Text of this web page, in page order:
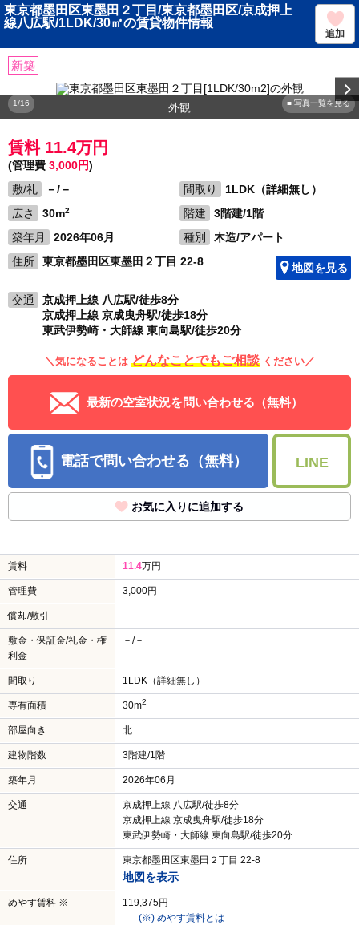
東京都墨田区東墨田２丁目/東京都墨田区/京成押上
線八広駅/1LDK/30㎡の賃貸物件情報
追加
新築
■ 写真一覧を見る
1/16 外観
賃料 11.4万円
(管理費 3,000円)
敷/礼
－/－ 間取り
1LDK（詳細無し）
広さ
30m2 階建
3階建/1階
築年月
2026年06月 種別
木造/アパート
住所
東京都墨田区東墨田２丁目 22-8 地図を見る
交通
京成押上線 八広駅/徒歩8分
京成押上線 京成曳舟駅/徒歩18分
東武伊勢崎・大師線 東向島駅/徒歩20分
＼気になることは どんなことでもご相談 ください／
最新の空室状況を問い合わせる（無料）
電話で問い合わせる（無料） LINE
お気に入りに追加する
賃料 11.4万円
管理費 3,000円
償却/敷引 －
敷金・保証金/礼金・権
利金
－/－
間取り 1LDK（詳細無し）
専有面積 30m2
部屋向き 北
建物階数 3階建/1階
築年月 2026年06月
交通
京成押上線 八広駅/徒歩8分
京成押上線 京成曳舟駅/徒歩18分
東武伊勢崎・大師線 東向島駅/徒歩20分
住所 東京都墨田区東墨田２丁目 22-8
地図を表示
めやす賃料 ※
119,375円
(※) めやす賃料とは